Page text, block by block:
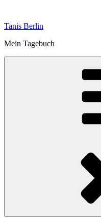
springen
Tanis Berlin
Mein Tagebuch